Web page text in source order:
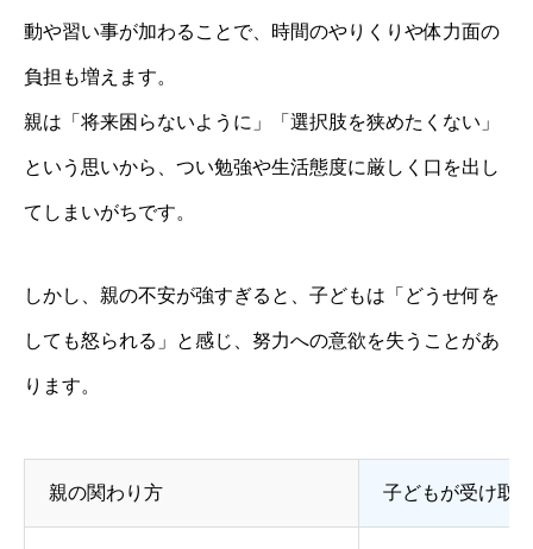
動や習い事が加わることで、時間のやりくりや体力面の
負担も増えます。
親は「将来困らないように」「選択肢を狭めたくない」
という思いから、つい勉強や生活態度に厳しく口を出し
てしまいがちです。
しかし、親の不安が強すぎると、子どもは「どうせ何を
しても怒られる」と感じ、努力への意欲を失うことがあ
ります。
親の関わり方 子どもが受け取